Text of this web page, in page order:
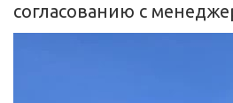
согласованию с